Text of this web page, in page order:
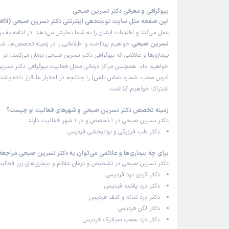
علت مراجعه: مدیریت دردهای مزمن (مانند کمردرد و گردن‌درد)
کاربر دکترتو (
1404/05/30
)
این پزشک را پیشنهاد میکنم
با درد شانه مراجعه کردم، خانم دکتر بعد از معاینه گفتن
تاندون دارم و پی آر پی تزریق کردن که خداروشکر دردم
علت مراجعه: درد شانه
کاربر دکترتو
این پزشک را پیشنهاد میکنم
بیوگرافی و معرفی دکتر نسرین صبحی
این صفحه مثل سایت نوبت‌دهی اینترنتی دکتر نسرین صبحی (Dr Nasrin Sabahi)
عمل می‌کند و اطلاعات ایشان را به شما نمایش می‌دهد. در ادامه به
نسرین صبحی خواهیم پرداخت و اطلاعاتی را در زمینه تخصص‌ها،
بیماری‌ها و علائمی که بیوگرافی دکتر نسرین صبحی درمان می‌کنند، در
خواهیم داد. همچنین مراکز درمانی محل فعالیت بیوگرافی دکتر
آدرس مطب، شماره تماس تلفن) را چنانچه در اختیار ما قرار داده
اشتراک خواهیم گذاشت.
زمینه تخصص دکتر نسرین صبحی و شهرهای فعالیت او چیست؟
دکتر نسرین صبحی در 1 تخصص و در 1 شهر فعالیت دارند:
دکتر طب فیزیکی و توانبخشی فردیس
برای چه بیماری‌ها و علائمی می‌توان به دکتر نسرین صبحی
دکتر نسرین صبحی در تشخیص و درمان علائم و بیماری‌های زیر
دکتر گردن درد فردیس
دکتر درد پاشنه فردیس
دکتر درد شانه و کتف فردیس
دکتر لگن فردیس
دکتر درد عصب سیاتیک فردیس